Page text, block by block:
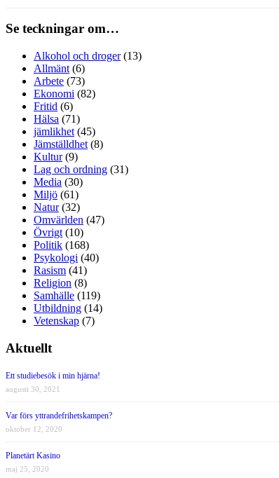
Se teckningar om…
Alkohol och droger(13)
Allmänt (6)
Arbete (73)
Ekonomi (82)
Fritid (6)
Hälsa (71)
jämlikhet (45)
Jämställdhet (8)
Kultur(9)
Lag och ordning (31)
Media (30)
Miljö (61)
Natur(32)
Omvärlden (47)
Övrigt (10)
Politik (168)
Psykologi (40)
Rasism (41)
Religion (8)
Samhälle (119)
Utbildning (14)
Vetenskap (7)
Aktuellt
Ett studiebesök i min hjärna!
augusti 30, 2021
Var förs yttrandefrihetskampen?
oktober 12, 2020
Planetärt Kasino
maj 25, 2020